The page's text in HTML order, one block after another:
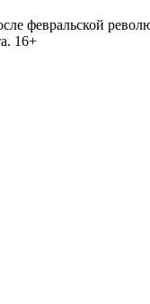
февральской
16+